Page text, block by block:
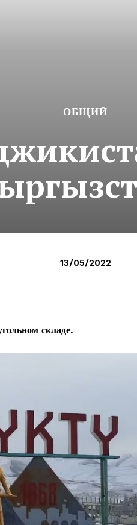
ОБЩИЙ
13/05/2022
ом складе.